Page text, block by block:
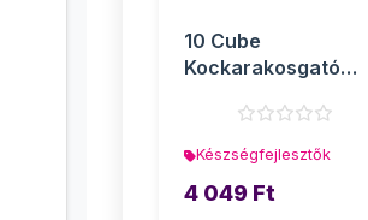
10 Cube
Kockarakosgató
Készségfejlesztők
4 049 Ft